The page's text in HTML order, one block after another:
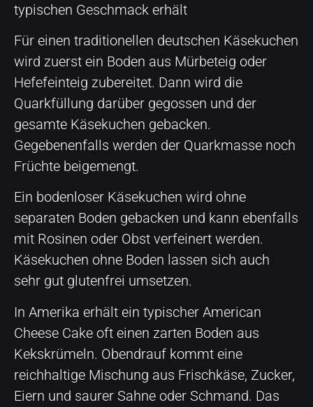
typischen Geschmack erhält
Für einen traditionellen deutschen Käsekuchen
wird zuerst ein Boden aus Mürbeteig oder
Hefefeinteig zubereitet. Dann wird die
Quarkfüllung darüber gegossen und der
gesamte Käsekuchen gebacken.
Gegebenenfalls werden der Quarkmasse noch
Früchte beigemengt.
Ein bodenloser Käsekuchen wird ohne
separaten Boden gebacken und kann ebenfalls
mit Rosinen oder Obst verfeinert werden.
Käsekuchen ohne Boden lassen sich auch
sehr gut glutenfrei umsetzen.
In Amerika erhält ein typischer American
Cheese Cake oft einen zarten Boden aus
Kekskrümeln. Obendrauf kommt eine
reichhaltige Mischung aus Frischkäse, Zucker,
Eiern und saurer Sahne oder Schmand. Das